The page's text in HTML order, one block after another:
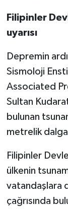
Filipinler
uyarısı
Depremin
Sismoloji
Associated
Sultan
bulunan
metrelik
Filipinler
ülkenin
vatandaşlara
çağrısında